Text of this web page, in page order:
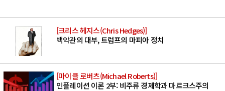
[크리스 헤지스(Chris Hedges)]
백악관의 대부, 트럼프의 마피아 정치
[마이클 로버츠(Michael Roberts)]
인플레이션 이론 2부: 비주류 경제학과 마르크스주의